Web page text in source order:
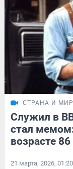
СТРАНА И МИР
Служил в
стал
возрасте 86
21 марта, 2026, 01:20